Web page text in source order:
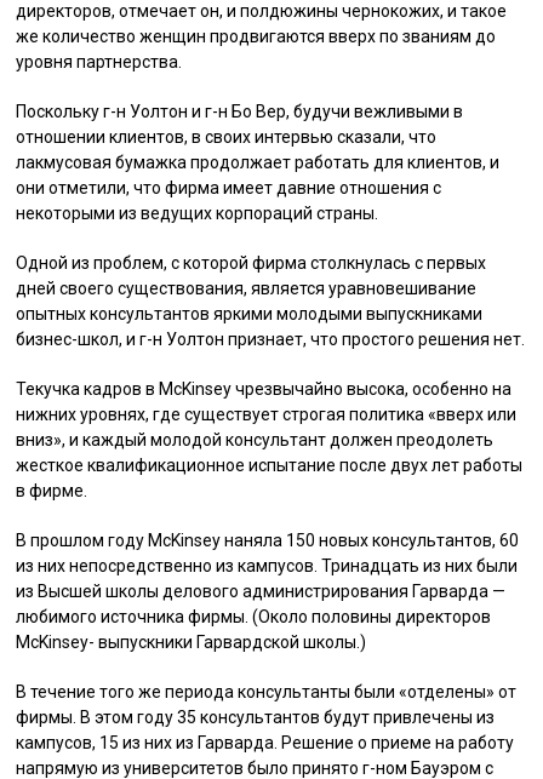
директоров, отмечает он, и полдюжины чернокожих, и такое
же количество женщин продвигаются вверх по званиям до
уровня партнерства.
Поскольку г-н Уолтон и г-н Бо Вер, будучи вежливыми в
отношении клиентов, в своих интервью сказали, что
лакмусовая бумажка продолжает работать для клиентов, и
они отметили, что фирма имеет давние отношения с
некоторыми из ведущих корпораций страны.
Одной из проблем, с которой фирма столкнулась с первых
дней своего существования, является уравновешивание
опытных консультантов яркими молодыми выпускниками
бизнес-школ, и г-н Уолтон признает, что простого решения нет.
Текучка кадров в McKinsey чрезвычайно высока, особенно на
нижних уровнях, где существует строгая политика «вверх или
вниз», и каждый молодой консультант должен преодолеть
жесткое квалификационное испытание после двух лет работы
в фирме.
В прошлом году McKinsey наняла 150 новых консультантов, 60
из них непосредственно из кампусов. Тринадцать из них были
из Высшей школы делового администрирования Гарварда —
любимого источника фирмы. (Около половины директоров
McKinsey- выпускники Гарвардской школы.)
В течение того же периода консультанты были «отделены» от
фирмы. В этом году 35 консультантов будут привлечены из
кампусов, 15 из них из Гарварда. Решение о приеме на работу
напрямую из университетов было принято г-ном Бауэром с